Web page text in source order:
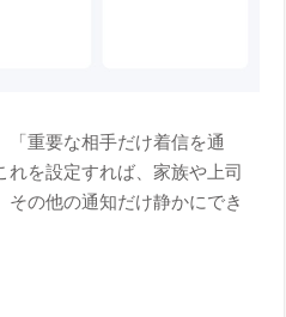
重要な相手だけ着信を通
を設定すれば、家族や上司
の他の通知だけ静かにでき